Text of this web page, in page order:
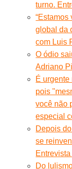
turno.
global da
com Luis
O ódio
Adriano
É
pois
você não
especial
Depois
se
Do